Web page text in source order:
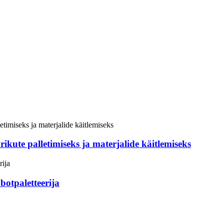
palletimiseks ja materjalide käitlemiseks